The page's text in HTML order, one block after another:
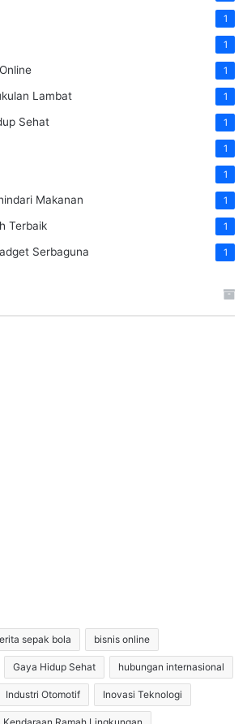
1
1
1
Lambat 1
Sehat 1
1
1
Makanan 1
Terbaik 1
Serbaguna 1
sepak bola bisnis online
Gaya Hidup Sehat hubungan internasional
Industri Otomotif Inovasi Teknologi